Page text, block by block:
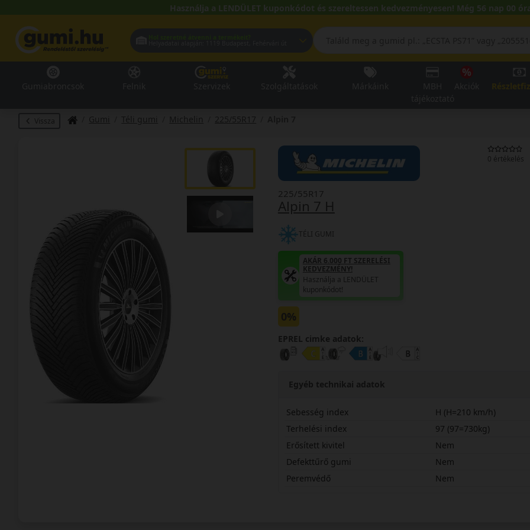
Használja a LENDÜLET kuponkódot és szereltessen kedvezményesen! Még 56 nap 00
Vissza Gumi Téli gumi Michelin 225/55R17
0 értékelés
Alpin 7 H
225/55R17
TÉLI GUMI
AKÁR 6.000 FT SZERELÉSI
KEDVEZMÉNY!
Használja a LENDÜLET
kuponkódot!
0%
EPREL cimke adatok:
Egyéb technikai adatok
Sebesség index
H (H=210 km/h)
Terhelési index
97 (97=730kg)
Erősített kivitel
Nem
Defekttűrő gumi
Nem
Peremvédő
Nem